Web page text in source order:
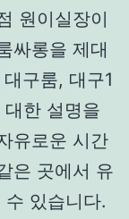
원이실장이
싸롱을 제대
구룸, 대구1
한 설명을
유로운 시간
은 곳에서 유
있습니다.